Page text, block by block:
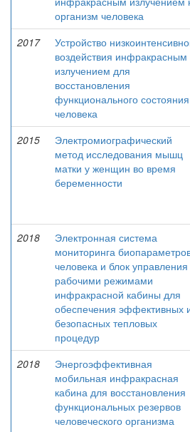
организм человека
2017
Устройство
воздействия инфракрасным
излучением для
восстановления
функционального состояния
человека
2015
Электромиографический
метод исследования мышц
матки у женщин во время
беременности
2018
Электронная система
мониторинга
человека и блок управления
рабочими режимами
инфракрасной кабины для
обеспечения эффективных
безопасных тепловых
процедур
2018
Энергоэффективная
мобильная инфракрасная
кабина для восстановления
функциональных резервов
человеческого организма